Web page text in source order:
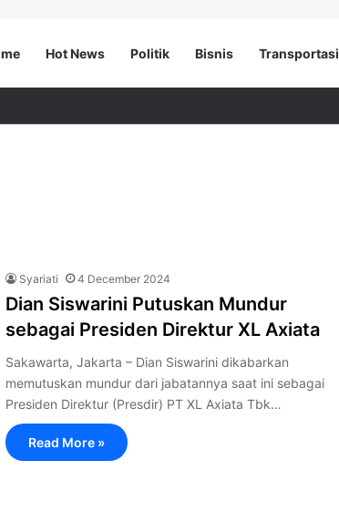
Hot News Politik Bisnis Transportasi
Syariati 4 December 2024
Dian Siswarini Putuskan Mundur
sebagai Presiden Direktur XL Axiata
Sakawarta, Jakarta – Dian Siswarini dikabarkan
memutuskan mundur dari jabatannya saat ini sebagai
Presiden Direktur (Presdir) PT XL Axiata Tbk…
Read More »